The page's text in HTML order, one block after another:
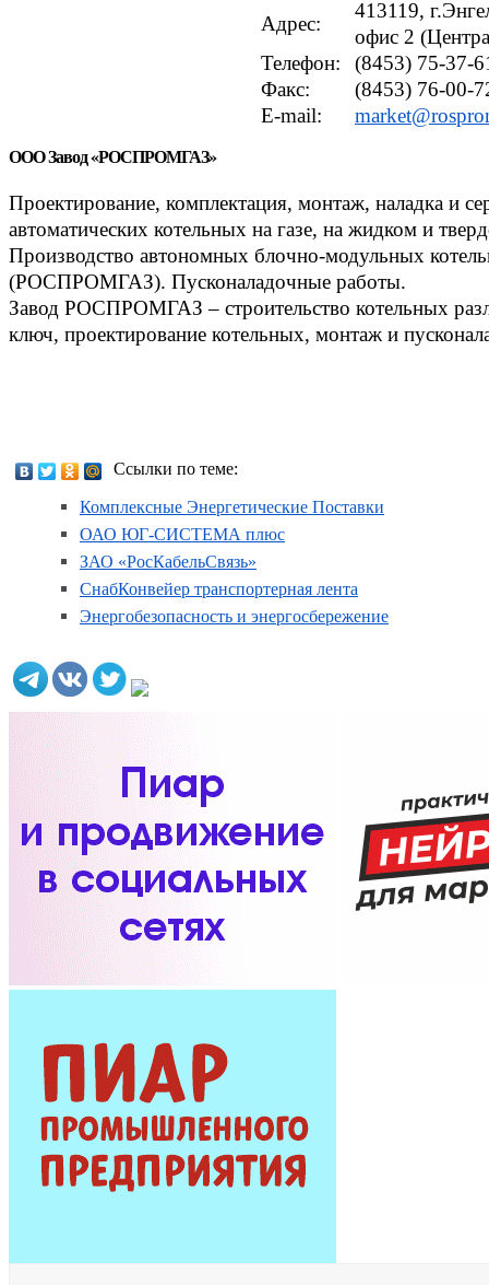
Адрес:
413119,
офис 2
Телефон:
(8453) 75-37-
Факс:
(8453) 76-00-
E-mail:
ООО Завод «РОСПРОМГАЗ»
Проектирование, комплектация, монтаж, наладка и
автоматических котельных на газе, на жидком и
Производство автономных блочно-модульных
(РОСПРОМГАЗ). Пусконаладочные работы.
Завод РОСПРОМГАЗ – строительство котельных
ключ, проектирование котельных, монтаж и
Ссылки по теме:
Комплексные Энергетические Поставки
ОАО ЮГ-СИСТЕМА плюс
ЗАО «РосКабельСвязь»
СнабКонвейер транспортерная лента
Энергобезопасность и энергосбережение